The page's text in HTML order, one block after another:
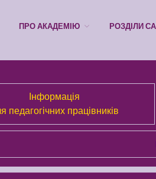
ПРО АКАДЕМІЮ РОЗДІЛИ
Інформація
педагогічних працівників